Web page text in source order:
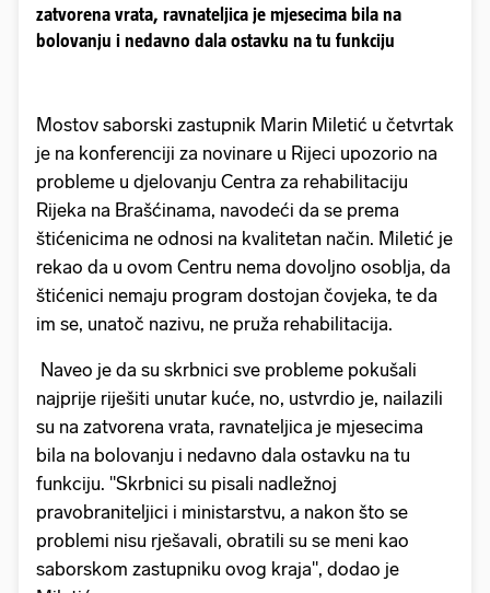
zatvorena vrata, ravnateljica je mjesecima bila na
bolovanju i nedavno dala ostavku na tu funkciju
Mostov saborski zastupnik Marin Miletić u četvrtak
je na konferenciji za novinare u Rijeci upozorio na
probleme u djelovanju Centra za rehabilitaciju
Rijeka na Brašćinama, navodeći da se prema
štićenicima ne odnosi na kvalitetan način. Miletić je
rekao da u ovom Centru nema dovoljno osoblja, da
štićenici nemaju program dostojan čovjeka, te da
im se, unatoč nazivu, ne pruža rehabilitacija.
Naveo je da su skrbnici sve probleme pokušali
najprije riješiti unutar kuće, no, ustvrdio je, nailazili
su na zatvorena vrata, ravnateljica je mjesecima
bila na bolovanju i nedavno dala ostavku na tu
funkciju. "Skrbnici su pisali nadležnoj
pravobraniteljici i ministarstvu, a nakon što se
problemi nisu rješavali, obratili su se meni kao
saborskom zastupniku ovog kraja", dodao je